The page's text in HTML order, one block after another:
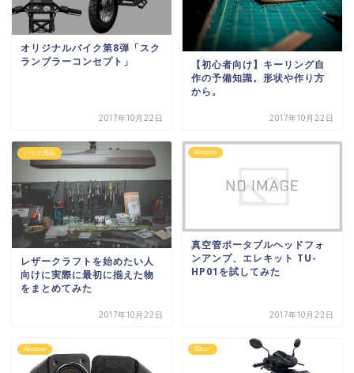
オリジナルバイク第8弾「スク
ランブラーコンセプト」
2017年10月22日
【初心者向け】キーリング自
作の予備知識。形状や作り方
から。
2017年10月22日
バイク用品
レザークラフトを始めたい人
向けに実際に最初に揃えた物
をまとめてみた
2017年10月22日
Amazon
真空管ポータブルヘッドフォ
ンアンプ、エレキット TU-
HP01を試してみた
2017年10月22日
Amazon 50cc~